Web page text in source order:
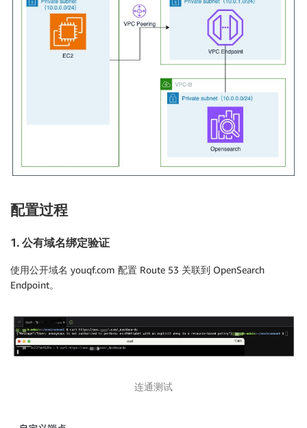
配置过程
1. 公有域名绑定验证
使用公开域名 youqf.com 配置 Route 53 关联到 OpenSearch
Endpoint。
连通测试